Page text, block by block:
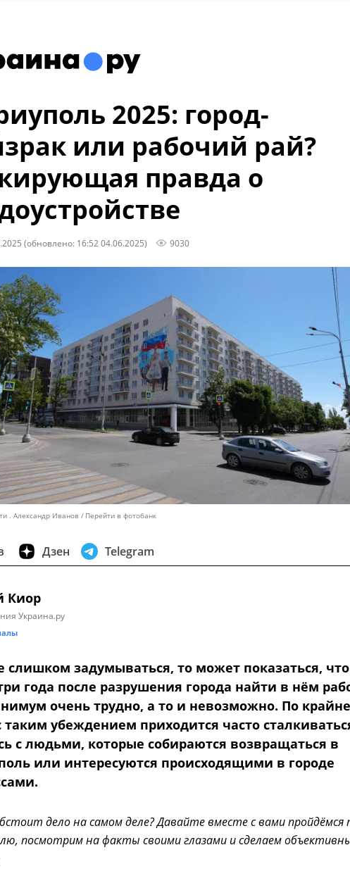
2025: город-
или рабочий рай?
правда о
(обновлено: 16:52 04.06.2025) 9030
. Александр Иванов Перейти в фотобанк
Дзен Telegram
Киор
Украина.ру
слишком задумываться, то может показаться, что
года после разрушения города найти в нём
очень трудно, а то и невозможно. По
таким убеждением приходится часто
с людьми, которые собираются возвращаться в
или интересуются происходящими в городе
дело на самом деле? Давайте вместе с вами пройдёмся
посмотрим на факты своими глазами и сделаем